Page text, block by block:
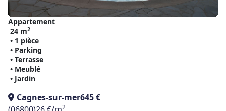
Appartement
24 m2
• 1 pièce
• Parking
• Terrasse
• Meublé
• Jardin
Cagnes-sur-mer645 €
2